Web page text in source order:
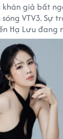
khán giả bất
VTV3. Sự
Hạ Lưu đang